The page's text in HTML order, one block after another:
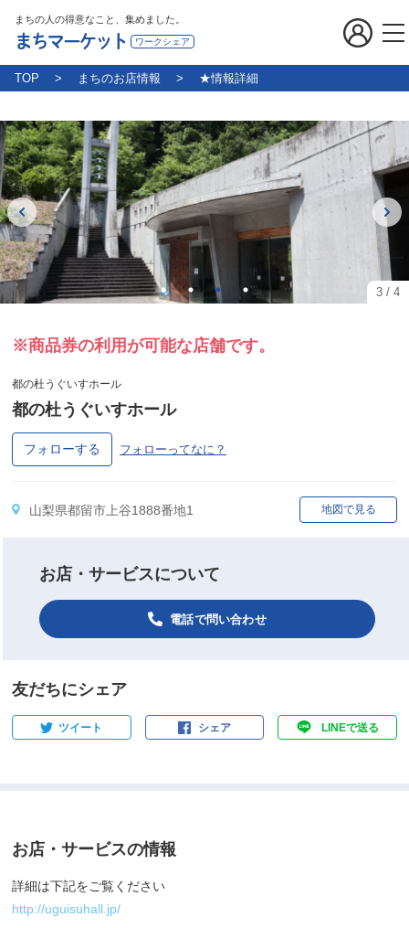
まちの人の得意なこと、集めました。
まちマーケット ワークシェア
TOP まちのお店情報 ★情報詳細
3 / 4
※商品券の利用が可能な店舗です。
都の杜うぐいすホール
都の杜うぐいすホール
フォローする フォローってなに？
山梨県都留市上谷1888番地1 地図で見る
お店・サービスについて
電話で問い合わせ
友だちにシェア
ツイート シェア LINEで送る
お店・サービスの情報
詳細は下記をご覧ください
http://uguisuhall.jp/